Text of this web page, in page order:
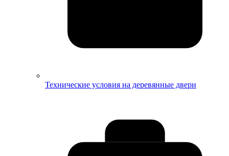
Технические условия на деревянные двери